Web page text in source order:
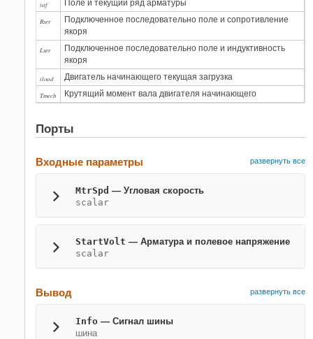
iaf Поле и текущий ряд арматуры
Rser
Подключенное последовательно поле и сопротивление
якоря
Lser
Подключенное последовательно поле и индуктивность
якоря
iload Двигатель начинающего текущая загрузка
Tmech Крутящий момент вала двигателя начинающего
Порты
Входные параметры развернуть все
MtrSpd — Угловая скорость
scalar
StartVolt — Арматура и полевое напряжение
scalar
Вывод развернуть все
Info — Сигнал шины
шина